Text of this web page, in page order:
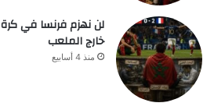
لن نهزم فرنسا في
خارج الملعب
منذ 4 أسابيع